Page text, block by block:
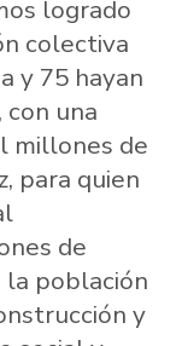
logrado
colectiva
y 75 hayan
una
millones de
para quien
de
la población
y